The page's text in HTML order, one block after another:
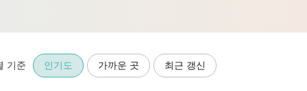
기준 인기도 가까운 곳 최근 갱신